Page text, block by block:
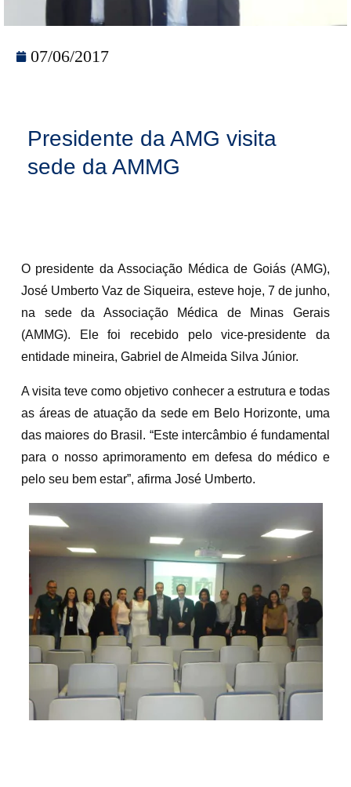
07/06/2017
Presidente da AMG visita
sede da AMMG
O presidente da Associação Médica de Goiás (AMG),
José Umberto Vaz de Siqueira, esteve hoje, 7 de junho,
na sede da Associação Médica de Minas Gerais
(AMMG). Ele foi recebido pelo vice-presidente da
entidade mineira, Gabriel de Almeida Silva Júnior.
A visita teve como objetivo conhecer a estrutura e todas
as áreas de atuação da sede em Belo Horizonte, uma
das maiores do Brasil. “Este intercâmbio é fundamental
para o nosso aprimoramento em defesa do médico e
pelo seu bem estar”, afirma José Umberto.